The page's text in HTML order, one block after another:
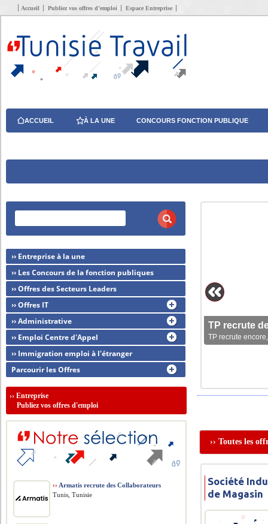
Accueil Publiez vos offres d’emploi Espace Entreprise
ACCUEIL À LA UNE CONCOURS FONCTION PUBLIQUE
TP recrute
TP recrute
›› Toutes les
Société
de Magasin
›› Entreprise à la une
›› Les Concours de la fonction publiques
›› Offres des Secteurs Leaders
›› Offres IT
›› Administrative
›› Emploi Centre d'Appel
›› Immigration emploi à l'étranger
Parcourir les Offres
››Entreprise
Publiez vos offres d'emploi
›› Armatis recrute des Collaborateurs
Tunis, Tunisie